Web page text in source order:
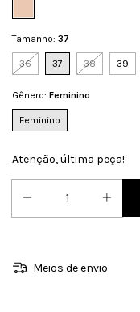
Tamanho: 37
36 37 38 39
Gênero: Feminino
Feminino
Atenção, última peça!
Meios de envio